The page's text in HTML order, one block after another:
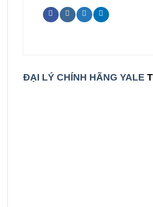
ĐẠI LÝ CHÍNH HÃNG YALE